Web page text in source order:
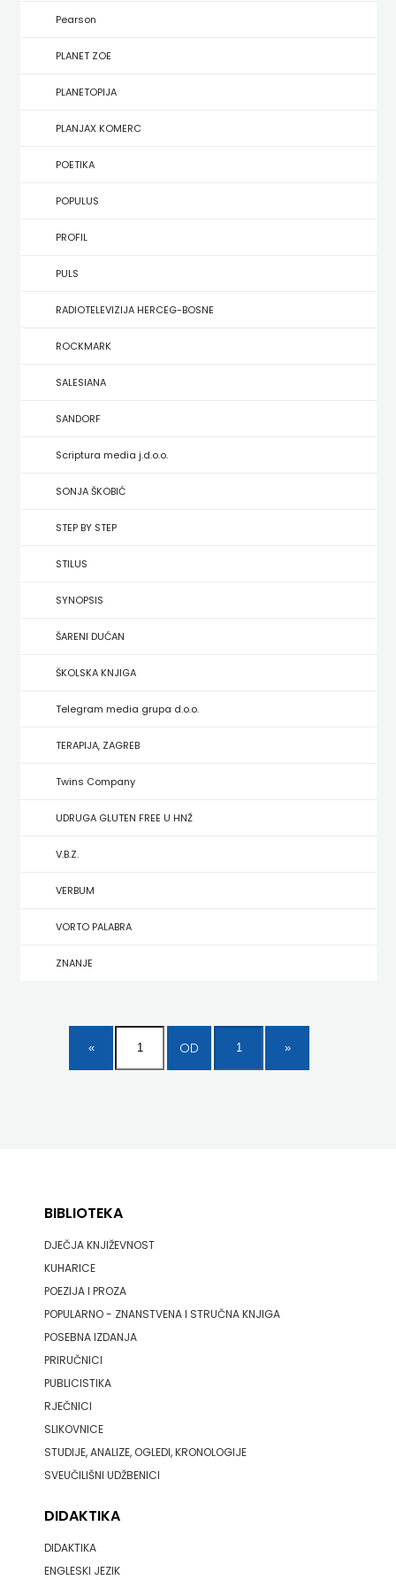
IZDAVAŠTVO
KRŠĆANSKA
SADAŠNJOST
KYRIOS
LIJEPA
RIJEČ
LUMEN
MATICA
HRVATSKA
MLADINSKA
KNJIGA
MOZAIK
MOZAIK
KNJIGA
NAKLADA
BEGEN
NAKLADA
BENEDIKTA
NAKLADA
MATE
NAKLADA
ULIKS
NARODNA
HNŽ/K
NAŠA
DJECA
NOVOTEKS
Pearson
PLANET ZOE
PLANETOPIJA
PLANJAX KOMERC
POETIKA
POPULUS
PROFIL
PULS
RADIOTELEVIZIJA HERCEG-BOSNE
ROCKMARK
SALESIANA
SANDORF
Scriptura media j.d.o.o.
SONJA ŠKOBIĆ
STEP BY STEP
STILUS
SYNOPSIS
ŠARENI DUĆAN
ŠKOLSKA KNJIGA
Telegram media grupa d.o.o.
TERAPIJA, ZAGREB
Twins Company
UDRUGA GLUTEN FREE U HNŽ
V.B.Z.
VERBUM
VORTO PALABRA
ZNANJE
OD
BIBLIOTEKA
DJEČJA KNJIŽEVNOST
KUHARICE
POEZIJA I PROZA
POPULARNO - ZNANSTVENA I STRUČNA KNJIGA
POSEBNA IZDANJA
PRIRUČNICI
PUBLICISTIKA
RJEČNICI
SLIKOVNICE
STUDIJE, ANALIZE, OGLEDI, KRONOLOGIJE
SVEUČILIŠNI UDŽBENICI
DIDAKTIKA
DIDAKTIKA
ENGLESKI JEZIK